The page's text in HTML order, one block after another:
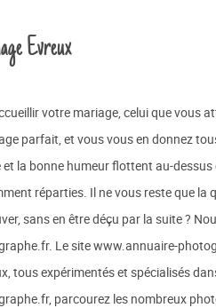
Evreux
votre mariage, celui que vous
parfait, et vous vous en donnez
la bonne humeur flottent au-
réparties. Il ne vous reste que la
sans en être déçu par la suite ?
Le site www.annuaire-
tous expérimentés et spécialisés
parcourez les nombreux